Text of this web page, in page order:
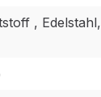
, Edelstahl,